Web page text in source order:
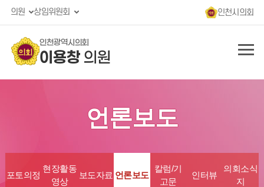
의원 상임위원회 인천시의회
인천광역시의회
이용창의원
언론보도
포토의정
현장활동
영상
보도자료 언론보도
칼럼/기
고문
인터뷰
의회소식
지